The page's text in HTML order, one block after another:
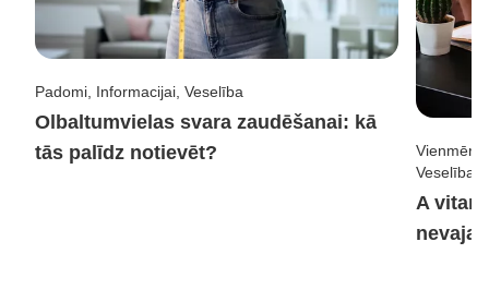
Padomi, Informacijai, Veselība
Olbaltumvielas svara zaudēšanai: kā
tās palīdz notievēt?
Vienmēr
Veselība
A